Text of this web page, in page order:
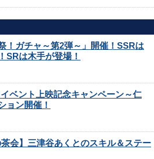
！ガチャ～第2弾～」開催！SSRは
SRは木手が登場！
ベント上映記念キャンペーン～仁
ョン開催！
会】三津谷あくとのスキル＆ステー